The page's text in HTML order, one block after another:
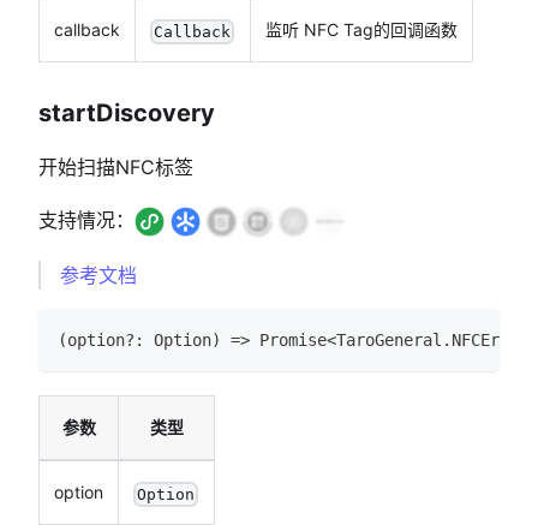
callback Callback 监听 NFC Tag的回调函数
startDiscovery
开始扫描NFC标签
支持情况：
参考文档
(option? : Option) => Promise<TaroGeneral . NFCError
参数 类型
option Option